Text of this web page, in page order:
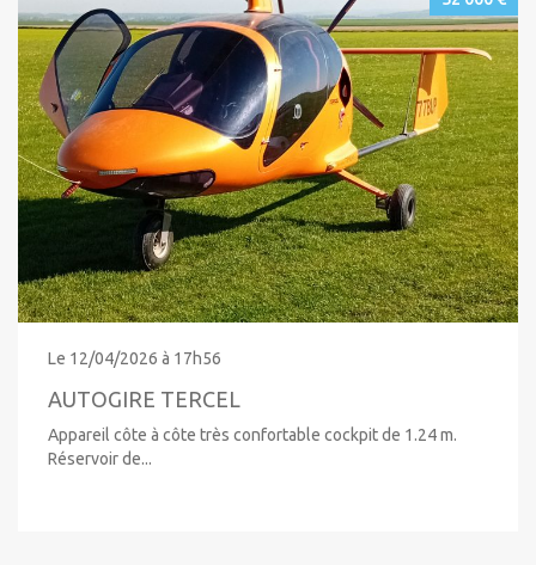
Le 12/04/2026 à 17h56
AUTOGIRE TERCEL
Appareil côte à côte très confortable cockpit de 1.24 m.
Réservoir de...